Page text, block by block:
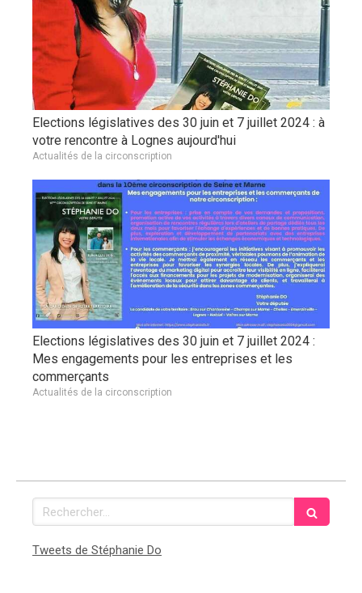
Elections législatives des 30 juin et 7 juillet 2024 : à
votre rencontre à Lognes aujourd'hui
Actualités de la circonscription
Elections législatives des 30 juin et 7 juillet 2024 :
Mes engagements pour les entreprises et les
commerçants
Actualités de la circonscription
Rechercher
Tweets de Stéphanie Do